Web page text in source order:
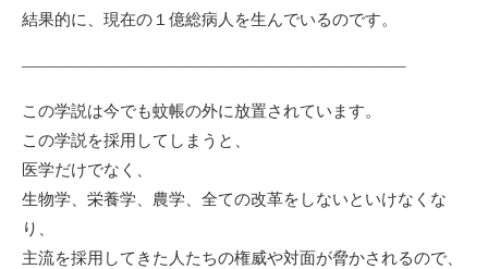
結果的に、現在の１億総病人を生んでいるのです。
———————————————————————–
この学説は今でも蚊帳の外に放置されています。
この学説を採用してしまうと、
医学だけでなく、
生物学、栄養学、農学、全ての改革をしないといけなくな
り、
主流を採用してきた人たちの権威や対面が脅かされるので、